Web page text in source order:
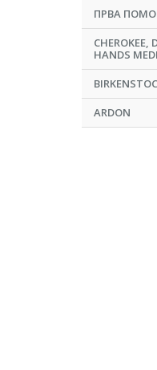
ПРВА
CHEROKEE,
HANDS
ARDON